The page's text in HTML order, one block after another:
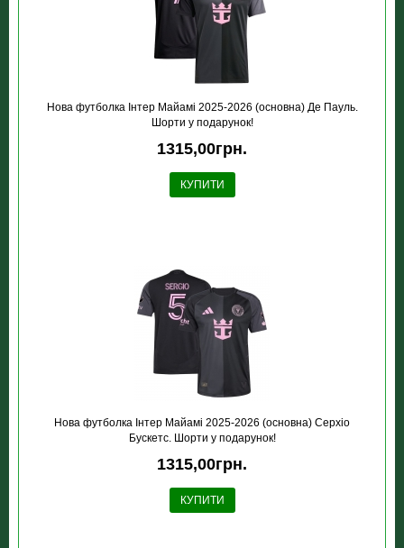
Нова футболка Інтер Майамі 2025-2026 (основна) Де Пауль.
Шорти у подарунок!
1315,00грн.
КУПИТИ
Нова футболка Інтер Майамі 2025-2026 (основна) Серхіо
Бускетс. Шорти у подарунок!
1315,00грн.
КУПИТИ